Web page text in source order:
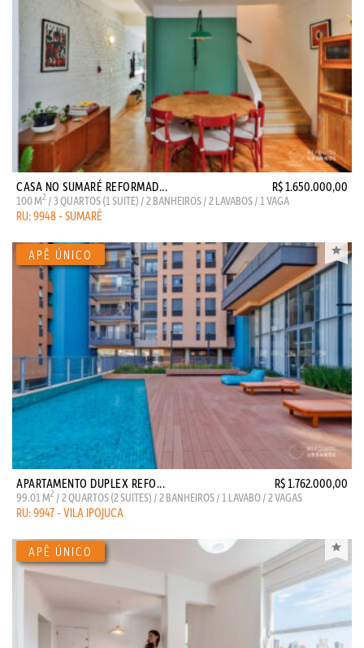
CASA NO SUMARÉ REFORMAD... R$ 1.650.000,00
100 M2 / 3 QUARTOS (1 SUITE) / 2 BANHEIROS / 2 LAVABOS / 1 VAGA
RU: 9948 - SUMARÉ
APARTAMENTO DUPLEX REFO... R$ 1.762.000,00
99.01 M2 / 2 QUARTOS (2 SUITES) / 2 BANHEIROS / 1 LAVABO / 2 VAGAS
RU: 9947 - VILA IPOJUCA